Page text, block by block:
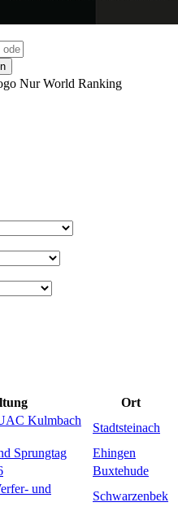
Nur World Ranking
Ort
Kulmbach
Stadtsteinach
Sprungtag
Ehingen
Buxtehude
und
Schwarzenbek